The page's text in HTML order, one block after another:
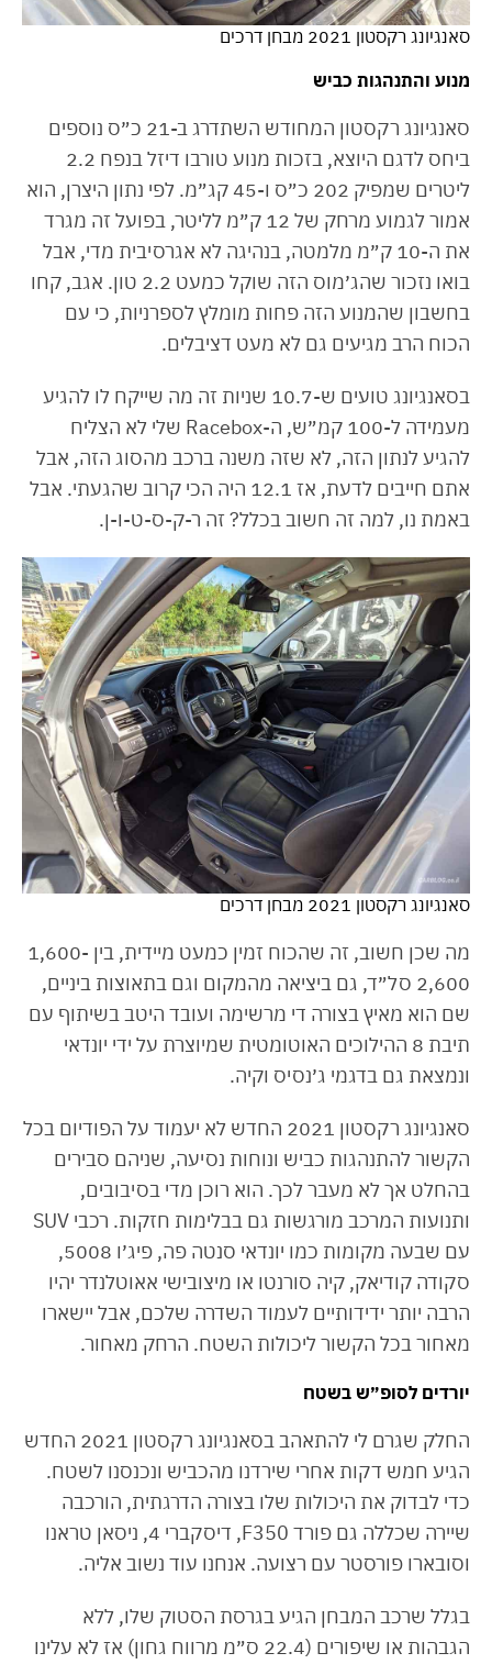
סאנגיונג רקסטון 2021 מבחן דרכים
מנוע והתנהגות כביש
סאנגיונג רקסטון המחודש השתדרג ב-21 כ״ס נוספים
ביחס לדגם היוצא, בזכות מנוע טורבו דיזל בנפח 2.2
ליטרים שמפיק 202 כ״ס ו-45 קג״מ. לפי נתון היצרן, הוא
אמור לגמוע מרחק של 12 ק״מ לליטר, בפועל זה מגרד
את ה-10 ק״מ מלמטה, בנהיגה לא אגרסיבית מדי, אבל
בואו נזכור שהג׳מוס הזה שוקל כמעט 2.2 טון. אגב, קחו
בחשבון שהמנוע הזה פחות מומלץ לספרניות, כי עם
הכוח הרב מגיעים גם לא מעט דציבלים.
בסאנגיונג טועים ש-10.7 שניות זה מה שייקח לו להגיע
מעמידה ל-100 קמ״ש, ה-Racebox שלי לא הצליח
להגיע לנתון הזה, לא שזה משנה ברכב מהסוג הזה, אבל
אתם חייבים לדעת, אז 12.1 היה הכי קרוב שהגעתי. אבל
באמת נו, למה זה חשוב בכלל? זה ר-ק-ס-ט-ו-ן.
סאנגיונג רקסטון 2021 מבחן דרכים
מה שכן חשוב, זה שהכוח זמין כמעט מיידית, בין 1,600-
2,600 סל״ד, גם ביציאה מהמקום וגם בתאוצות ביניים,
שם הוא מאיץ בצורה די מרשימה ועובד היטב בשיתוף עם
תיבת 8 ההילוכים האוטומטית שמיוצרת על ידי יונדאי
ונמצאת גם בדגמי ג׳נסיס וקיה.
סאנגיונג רקסטון 2021 החדש לא יעמוד על הפודיום בכל
הקשור להתנהגות כביש ונוחות נסיעה, שניהם סבירים
בהחלט אך לא מעבר לכך. הוא רוכן מדי בסיבובים,
ותנועות המרכב מורגשות גם בבלימות חזקות. רכבי SUV
עם שבעה מקומות כמו יונדאי סנטה פה, פיג׳ו 5008,
סקודה קודיאק, קיה סורנטו או מיצובישי אאוטלנדר יהיו
הרבה יותר ידידותיים לעמוד השדרה שלכם, אבל יישארו
מאחור בכל הקשור ליכולות השטח. הרחק מאחור.
יורדים לסופ״ש בשטח
החלק שגרם לי להתאהב בסאנגיונג רקסטון 2021 החדש
הגיע חמש דקות אחרי שירדנו מהכביש ונכנסנו לשטח.
כדי לבדוק את היכולות שלו בצורה הדרגתית, הורכבה
שיירה שכללה גם פורד F350, דיסקברי 4, ניסאן טראנו
וסובארו פורסטר עם רצועה. אנחנו עוד נשוב אליה.
בגלל שרכב המבחן הגיע בגרסת הסטוק שלו, ללא
הגבהות או שיפורים (22.4 ס״מ מרווח גחון) אז לא עלינו